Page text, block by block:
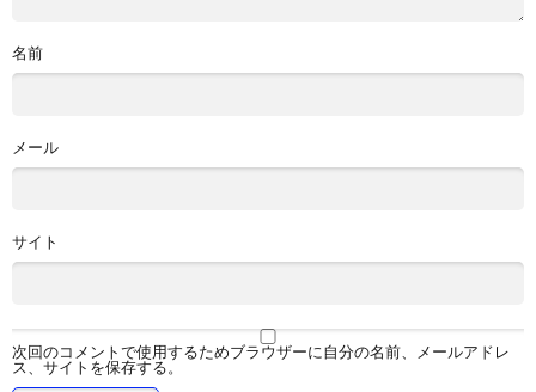
名前
メール
サイト
次回のコメントで使用するためブラウザーに自分の名前、メールアドレ
ス、サイトを保存する。